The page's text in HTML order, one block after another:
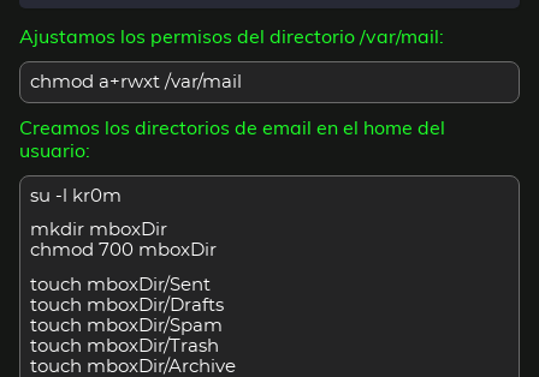
Ajustamos los permisos del directorio /var/mail:
chmod a+rwxt /var/mail
Creamos los directorios de email en el home del
usuario:
su -l kr0m
mkdir mboxDir
chmod 700 mboxDir
touch mboxDir/Sent
touch mboxDir/Drafts
touch mboxDir/Spam
touch mboxDir/Trash
touch mboxDir/Archive